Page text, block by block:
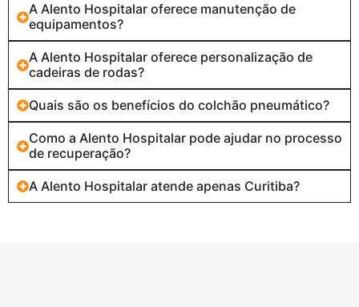
A Alento Hospitalar oferece manutenção de
equipamentos?
A Alento Hospitalar oferece personalização de
cadeiras de rodas?
Quais são os benefícios do colchão pneumático?
Como a Alento Hospitalar pode ajudar no processo
de recuperação?
A Alento Hospitalar atende apenas Curitiba?